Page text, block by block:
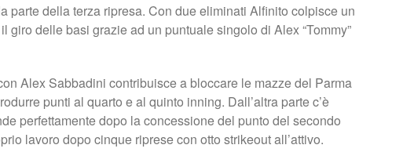
parte della terza ripresa. Con due eliminati Alfinito colpisce un
giro delle basi grazie ad un puntuale singolo di Alex “Tommy”
Alex Sabbadini contribuisce a bloccare le mazze del Parma
punti al quarto e al quinto inning. Dall’altra parte c’è
perfettamente dopo la concessione del punto del secondo
lavoro dopo cinque riprese con otto strikeout all’attivo.